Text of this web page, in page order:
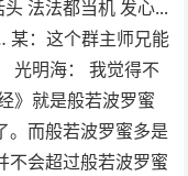
法法都当机 发心...
某：这个群主师兄能
光明海： 我觉得不
》就是般若波罗蜜
。而般若波罗蜜多是
不会超过般若波罗蜜